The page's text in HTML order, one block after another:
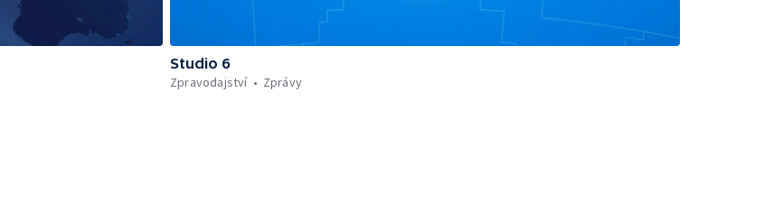
Studio 6
Zpravodajství
Zprávy